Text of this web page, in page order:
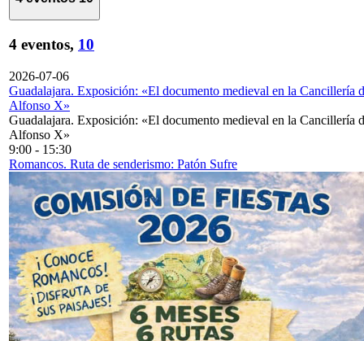
4 eventos, 10
2026-07-06
Guadalajara. Exposición: «El documento medieval en la Cancillería
Alfonso X»
Guadalajara. Exposición: «El documento medieval en la Cancillería
Alfonso X»
9:00 - 15:30
Romancos. Ruta de senderismo: Patón Sufre